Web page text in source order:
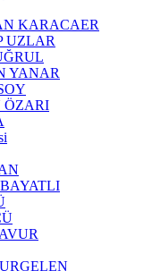
KARACAER
UZLAR
YANAR
ÖZARI
BAYATLI